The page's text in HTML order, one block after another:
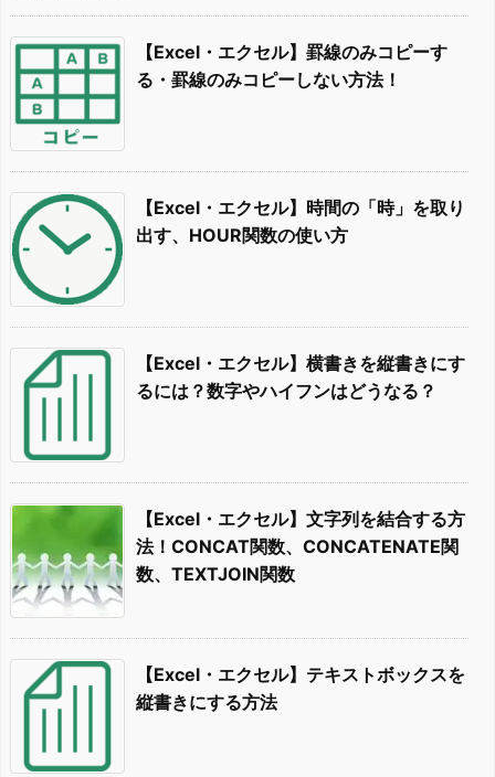
【Excel・エクセル】罫線のみコピーす
る・罫線のみコピーしない方法！
【Excel・エクセル】時間の「時」を取り
出す、HOUR関数の使い方
【Excel・エクセル】横書きを縦書きにす
るには？数字やハイフンはどうなる？
【Excel・エクセル】文字列を結合する方
法！CONCAT関数、CONCATENATE関
数、TEXTJOIN関数
【Excel・エクセル】テキストボックスを
縦書きにする方法